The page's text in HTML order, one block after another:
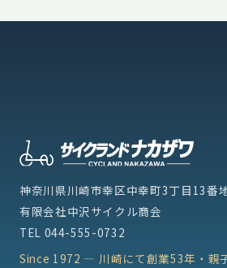
神奈川県川崎市幸区中幸町3丁目13番
有限会社中沢サイクル商会
TEL 044-555-0732
Since 1972 — 川崎にて創業53年・親